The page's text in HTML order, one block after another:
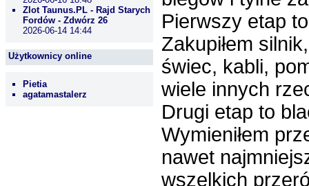
Zlot Taunus.PL - Rajd Starych
Fordów - Zdwórz 26
2026-06-14 14:44
Użytkownicy online
Pietia
agatamastalerz
Pierwszy etap
Zakupiłem
świec, kabli,
wiele innych
Drugi etap to
Wymieniłem
nawet
wszelkich